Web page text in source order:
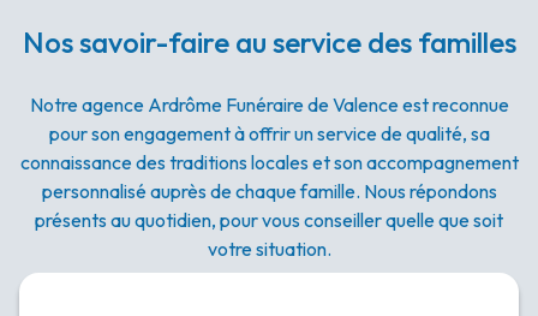
Nos savoir-faire au service des familles
Notre agence Ardrôme Funéraire de Valence est reconnue
pour son engagement à offrir un service de qualité, sa
connaissance des traditions locales et son accompagnement
personnalisé auprès de chaque famille. Nous répondons
présents au quotidien, pour vous conseiller quelle que soit
votre situation.